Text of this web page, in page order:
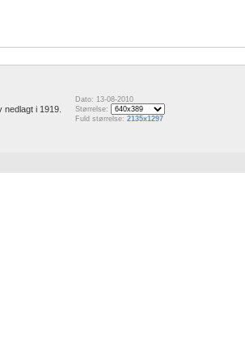
i 1919.
Dato: 13-08-2010
Størrelse:
Fuld størrelse: 2135x1297